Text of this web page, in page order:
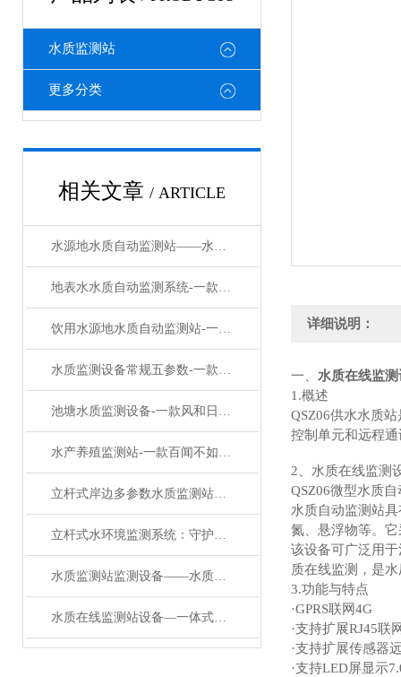
水质监测站
更多分类
相关文章 / ARTICLE
水源地水质自动监测站——水质在线监测系统：让每一滴水质数据都实时可溯
地表水水质自动监测系统-一款覆雨翻云的太阳能水质在线监测设备#2023已更新
饮用水源地水质自动监测站-一款实力在线的水质监测预警系统设备#2023已更新
水质监测设备常规五参数-一款心旷神怡的水质快速监测设备#2023已更新
池塘水质监测设备-一款风和日丽的多参数水质在线监测设备#2023已更新
水产养殖监测站-一款百闻不如一见的水质监测站#2023已更新
立杆式岸边多参数水质监测站：守护碧水的“智能哨兵”
立杆式水环境监测系统：守护碧水的立杆水质监测站
水质监测站监测设备——水质在线监测系统：城市供水与污水处理的安全哨兵
水质在线监测站设备—一体式水质监测站：工业废水达标排放的“实时监管员”
详细说明：
一、 水质在线监
1.概述
QSZ06供水水质
控制单元和远程
2、水质在线监测
QSZ06微型水质
水质自动监测站
氮、悬浮物等。
该设备可广泛用
质在线监测，是
3.功能与特点
·GPRS联网4G
·支持扩展RJ45联
·支持扩展传感器
·支持LED屏显示